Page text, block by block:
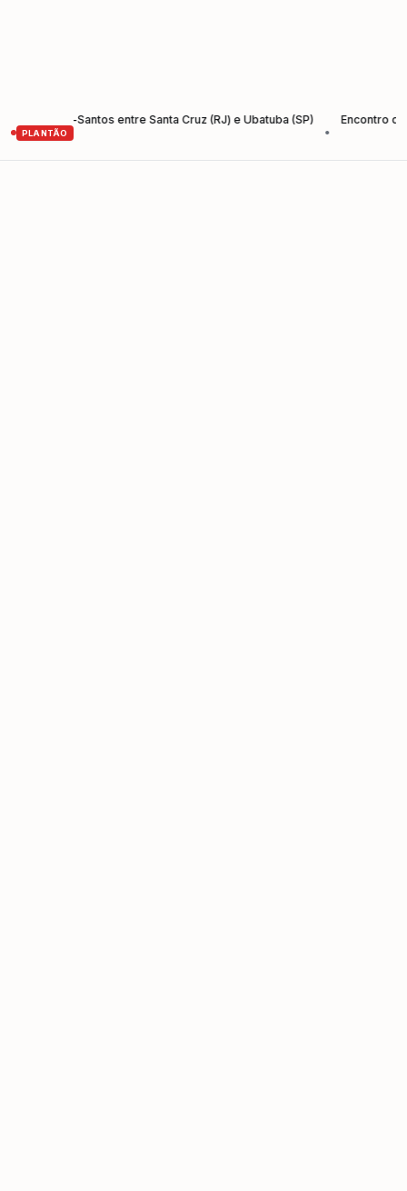
PLANTÃO
Rio-Santos entre Santa Cruz (RJ) e Ubatuba (SP)
Encontro de